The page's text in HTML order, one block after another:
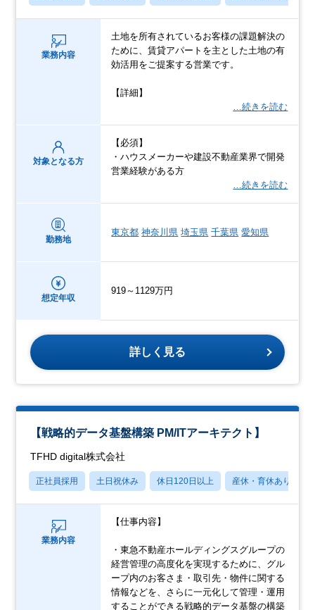
業務内容
土地を所有されているお客様の課題解決の
ために、賃貸アパートを主とした土地の有
効活用をご提案する営業です。
【詳細】
…続きを読む
対象となる方
【必須】
・ハウスメーカーや建設不動産業界で開発
営業経験がある方
…続きを読む
勤務地
東京都 神奈川県 埼玉県 千葉県 愛知県
想定年収
919～1129万円
詳しく見る
【戦略的データ基盤構築 PM/ITアーキテクト】
TFHD digital株式会社
正社員採用 土日祝休み 休日120日以上 産休・育休あり
業務内容
【仕事内容】
・東急不動産ホールディングスグループの
経営管理の高度化を実現するために、グル
ープ内のお客さま・取引先・物件に関する
情報などを、さらに一元化して管理・運用
することができる戦略的データ基盤の構築